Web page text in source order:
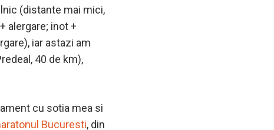
(distante mai mici,
alergare; inot +
iar astazi am
40 de km),
cu sotia mea si
Bucuresti, din